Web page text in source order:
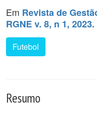
Em Revista de
RGNE v. 8, n 1, 2023.
Futebol
Resumo